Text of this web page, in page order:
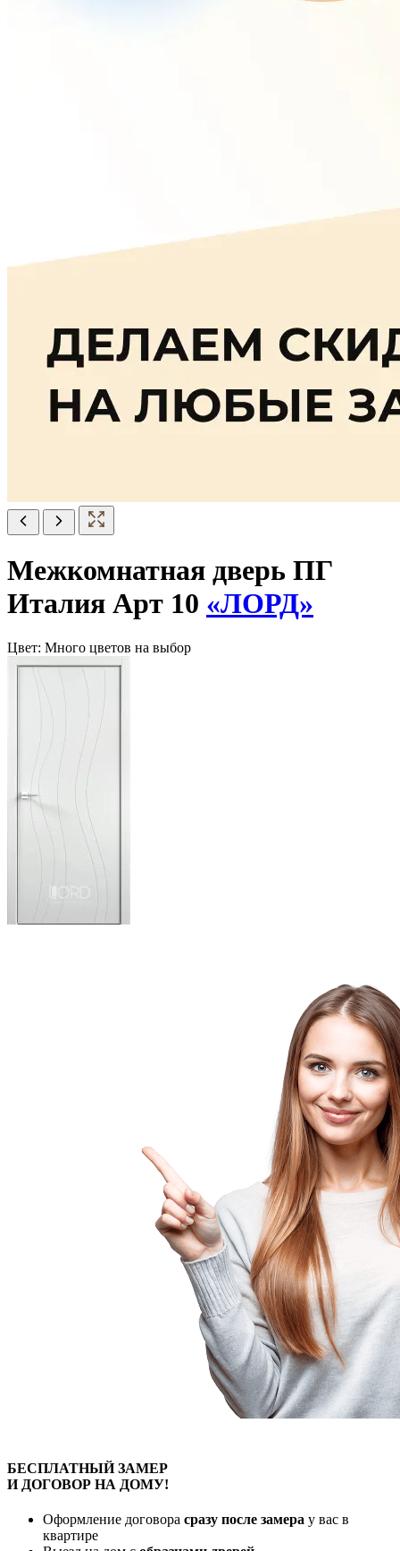
Межкомнатная дверь ПГ
Италия Арт 10 «ЛОРД»
Цвет: Много цветов на выбор
БЕСПЛАТНЫЙЗАМЕР
И ДОГОВОР НА ДОМУ!
Оформление договора сразу после замера у вас в
квартире